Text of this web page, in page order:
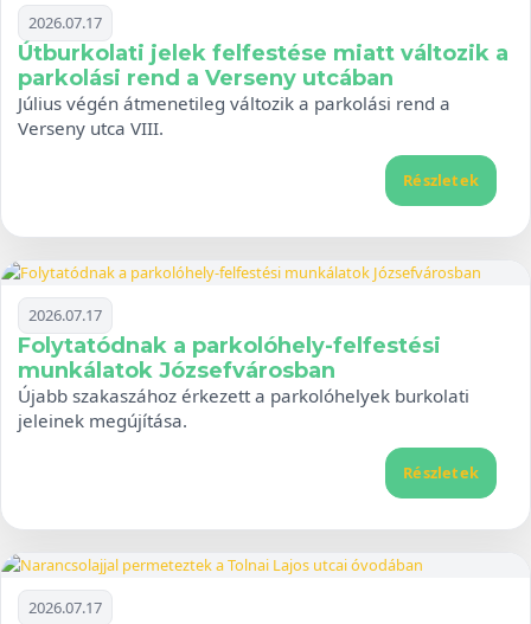
2026.07.17
Útburkolati jelek felfestése miatt változik a
parkolási rend a Verseny utcában
Július végén átmenetileg változik a parkolási rend a
Verseny utca VIII.
Részletek
2026.07.17
Folytatódnak a parkolóhely-felfestési
munkálatok Józsefvárosban
Újabb szakaszához érkezett a parkolóhelyek burkolati
jeleinek megújítása.
Részletek
2026.07.17